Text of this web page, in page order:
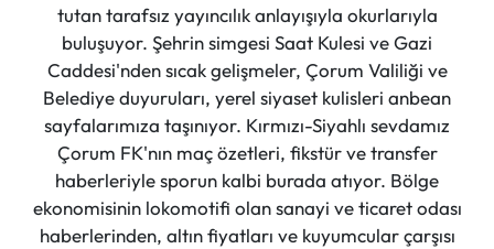
tutan tarafsız yayıncılık anlayışıyla okurlarıyla
buluşuyor. Şehrin simgesi Saat Kulesi ve Gazi
Caddesi'nden sıcak gelişmeler, Çorum Valiliği ve
Belediye duyuruları, yerel siyaset kulisleri anbean
sayfalarımıza taşınıyor. Kırmızı-Siyahlı sevdamız
Çorum FK'nın maç özetleri, fikstür ve transfer
haberleriyle sporun kalbi burada atıyor. Bölge
ekonomisinin lokomotifi olan sanayi ve ticaret odası
haberlerinden, altın fiyatları ve kuyumcular çarşısı